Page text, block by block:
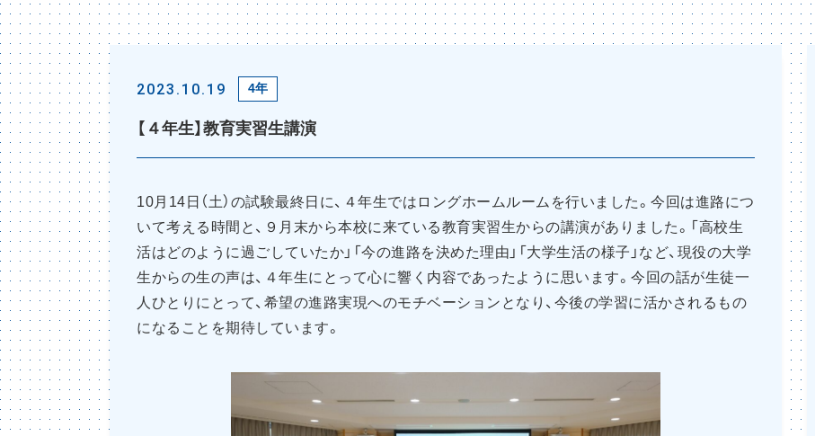
2023.10.19 4年
【４年生】教育実習生講演
10月14日（土）の試験最終日に、４年生ではロングホームルームを行いました。今回は進路につ
いて考える時間と、９月末から本校に来ている教育実習生からの講演がありました。「高校生
活はどのように過ごしていたか」「今の進路を決めた理由」「大学生活の様子」など、現役の大学
生からの生の声は、４年生にとって心に響く内容であったように思います。今回の話が生徒一
人ひとりにとって、希望の進路実現へのモチベーションとなり、今後の学習に活かされるもの
になることを期待しています。